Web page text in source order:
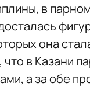
в
она
в Казани
а за обе